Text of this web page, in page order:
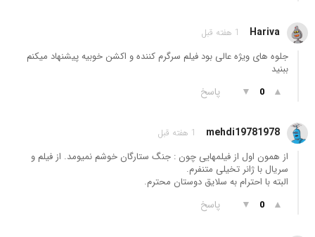
Hariva 1 هفته قبل
جلوه های ویژه عالی بود فیلم سرگرم کننده و اکشن خوبیه پیشنهاد میکنم
ببنید
▲
0
▼ پاسخ
mehdi19781978 1 هفته قبل
از همون اول از فیلمهایی چون : جنگ ستارگان خوشم نمیومد. از فیلم و
سریال با ژانر تخیلی متنفرم.
البته با احترام به سلایق دوستان محترم.
▲
0
▼ پاسخ